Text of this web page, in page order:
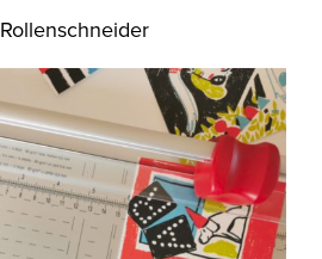
Rollenschneider